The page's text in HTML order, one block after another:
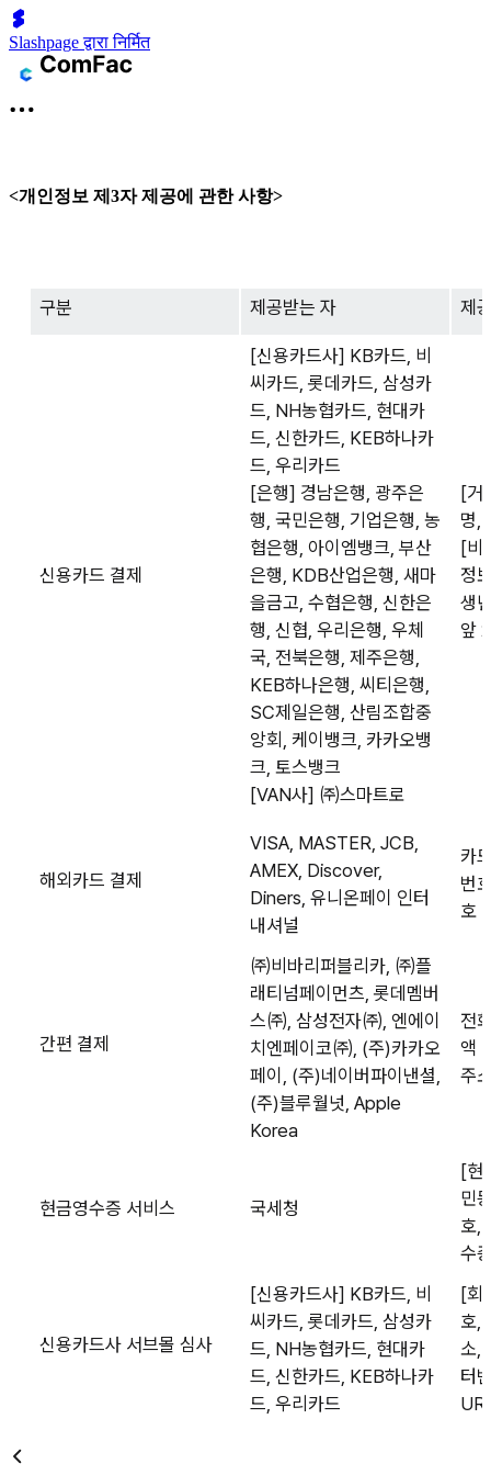
Slashpage द्वारा निर्मित
<개인정보 제3자 제공에 관한 사항>
구분 제공받는 자 제
신용카드 결제
[신용카드사] KB카드, 비
씨카드, 롯데카드, 삼성카
드, NH농협카드, 현대카
드, 신한카드, KEB하나카
드, 우리카드
[은행] 경남은행, 광주은
행, 국민은행, 기업은행, 농
협은행, 아이엠뱅크, 부산
은행, KDB산업은행, 새마
을금고, 수협은행, 신한은
행, 신협, 우리은행, 우체
국, 전북은행, 제주은행,
KEB하나은행, 씨티은행,
SC제일은행, 산림조합중
앙회, 케이뱅크, 카카오뱅
크, 토스뱅크
[VAN사] ㈜스마트로
[거
명,
[비
정
생
앞
해외카드 결제
VISA, MASTER, JCB,
AMEX, Discover,
Diners, 유니온페이 인터
내셔널
카
번
호
간편 결제
㈜비바리퍼블리카, ㈜플
래티넘페이먼츠, 롯데멤버
스㈜, 삼성전자㈜, 엔에이
치엔페이코㈜, (주)카카오
페이, (주)네이버파이낸셜,
(주)블루월넛, Apple
Korea
전
액
주
현금영수증 서비스 국세청
[현
민
호,
수
신용카드사 서브몰 심사
[신용카드사] KB카드, 비
씨카드, 롯데카드, 삼성카
드, NH농협카드, 현대카
드, 신한카드, KEB하나카
드, 우리카드
[회
호,
소,
터